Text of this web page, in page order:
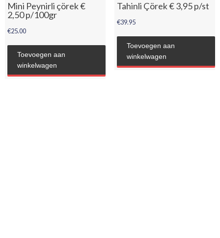
Mini Peynirli çörek €
2,50 p/100gr
€25.00
Toevoegen aan
winkelwagen
Tahinli Çörek € 3,95 p/st
€39.95
Toevoegen aan
winkelwagen